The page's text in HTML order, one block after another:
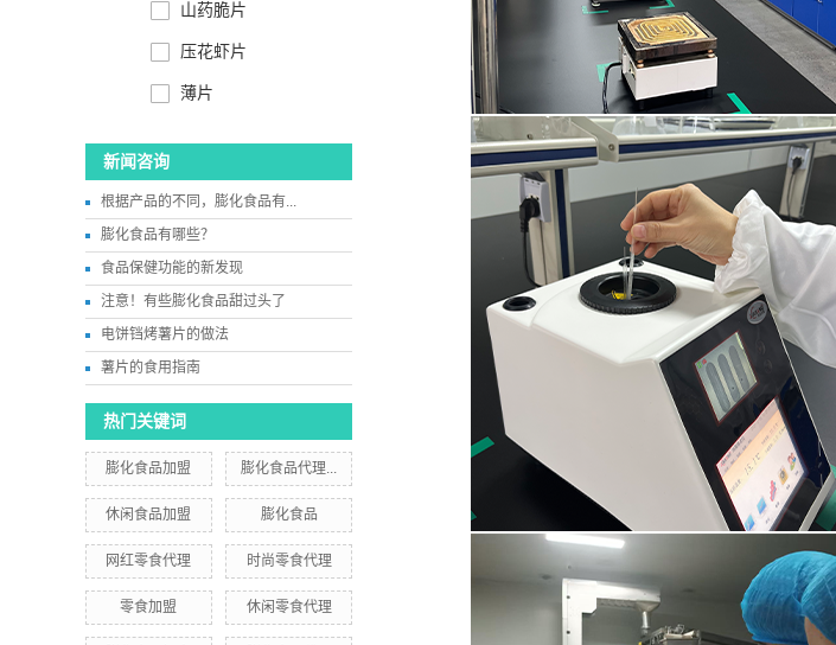
山药脆片
压花虾片
薄片
新闻咨询
根据产品的不同，膨化食品有...
膨化食品有哪些？
食品保健功能的新发现
注意！有些膨化食品甜过头了
电饼铛烤薯片的做法
薯片的食用指南
热门关键词
膨化食品加盟 膨化食品代理...
休闲食品加盟 膨化食品
网红零食代理 时尚零食代理
零食加盟 休闲零食代理